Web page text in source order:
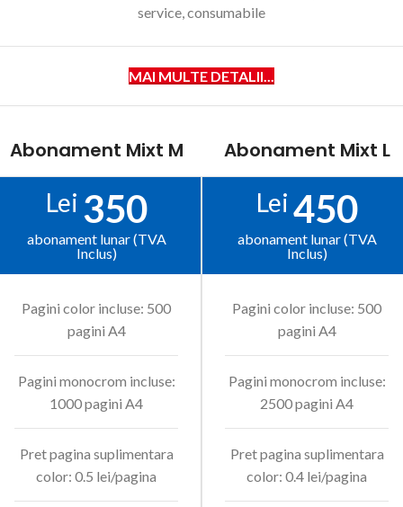
service, consumabile
MAI MULTE DETALII...
Abonament Mixt M
Lei 350
abonament lunar (TVA
Inclus)
Pagini color incluse: 500
pagini A4
Pagini monocrom incluse:
1000 pagini A4
Pret pagina suplimentara
color: 0.5 lei/pagina
Abonament Mixt L
Lei 450
abonament lunar (TVA
Inclus)
Pagini color incluse: 500
pagini A4
Pagini monocrom incluse:
2500 pagini A4
Pret pagina suplimentara
color: 0.4 lei/pagina